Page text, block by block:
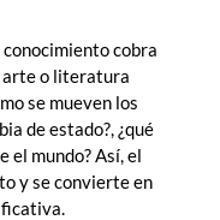
conocimiento cobra
arte o literatura
se mueven los
de estado?, ¿qué
el mundo? Así, el
y se convierte en